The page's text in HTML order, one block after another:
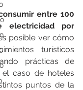
entre 100
por
posible ver cómo
turísticos
prácticas de
el caso de hoteles
puntos de la